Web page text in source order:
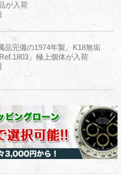
が入荷
品完備の1974年製。K18無垢
」極上個体が入荷